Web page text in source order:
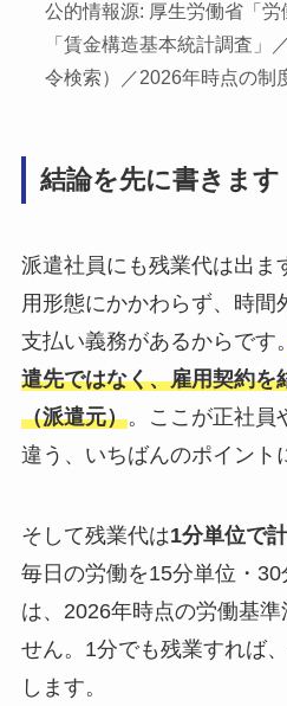
公的情報源: 厚生労働省「労
「賃金構造基本統計調査」
令検索）／2026年時点の制
結論を先に書きます
派遣社員にも残業代は出ま
用形態にかかわらず、時間
支払い義務があるからです。
遣先ではなく、雇用契約を
（派遣元）。ここが正社員
違う、いちばんのポイント
そして残業代は1分単位で
毎日の労働を15分単位・
は、2026年時点の労働基
せん。1分でも残業すれば
します。